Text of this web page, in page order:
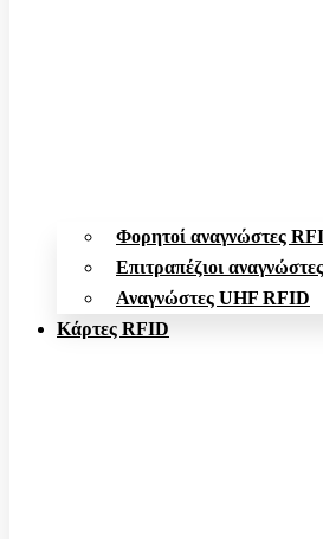
Φορητοί αναγνώστες
Επιτραπέζιοι
Αναγνώστες UHF RFID
Κάρτες RFID